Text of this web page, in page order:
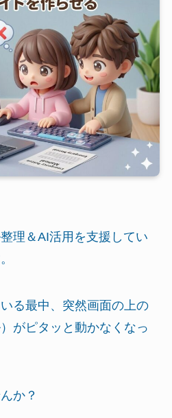
理＆AI活用を支援してい
る最中、突然画面の上の
がピタッと動かなくなっ
か？